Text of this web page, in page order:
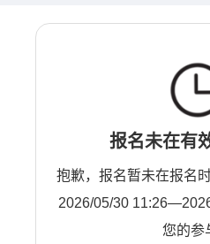
报名未在有
抱歉，报名暂未在报名
2026/05/30
您的参